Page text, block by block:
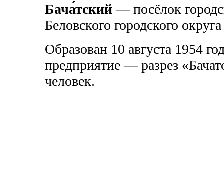
Бача́тский— посёлок
Беловского городского
Образован 10 августа 1954
предприятие — разрез
человек.